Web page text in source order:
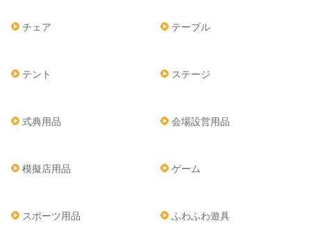
チェア テーブル
テント ステージ
式典用品 会場設営用品
模擬店用品 ゲーム
スポーツ用品 ふわふわ遊具